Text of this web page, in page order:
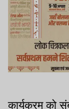
कार्यक्रम को